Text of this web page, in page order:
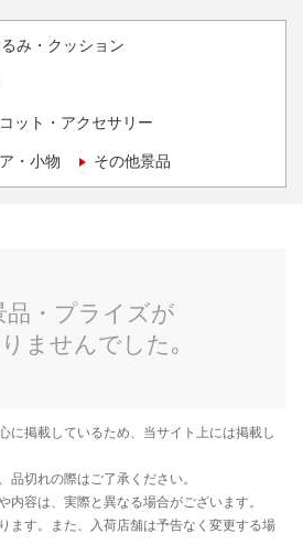
み・クッション
ット・アクセサリー
・小物 その他景品